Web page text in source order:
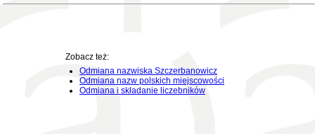
Zobacz też:
Odmiana nazwiska Szczerbanowicz
Odmiana nazw polskich miejscowości
Odmiana i składanie liczebników